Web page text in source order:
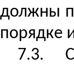
должны
порядке
7.3.